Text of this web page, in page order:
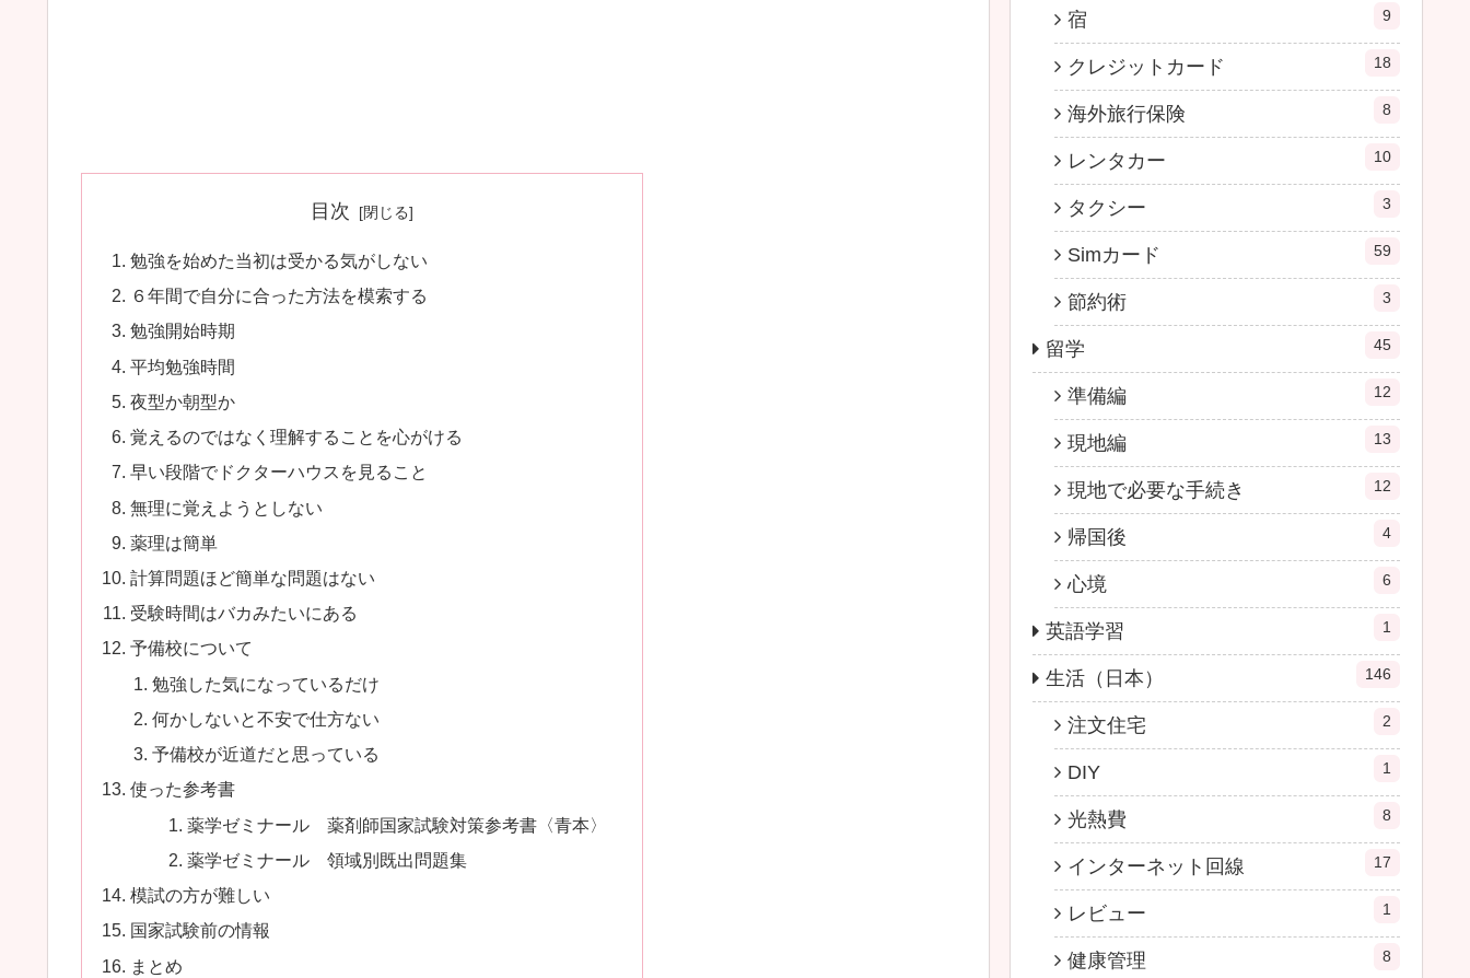
目次
勉強を始めた当初は受かる気がしない
６年間で自分に合った方法を模索する
勉強開始時期
平均勉強時間
夜型か朝型か
覚えるのではなく理解することを心がける
早い段階でドクターハウスを見ること
無理に覚えようとしない
薬理は簡単
計算問題ほど簡単な問題はない
受験時間はバカみたいにある
予備校について
勉強した気になっているだけ
何かしないと不安で仕方ない
予備校が近道だと思っている
使った参考書
薬学ゼミナール 薬剤師国家試験対策参考書〈青本〉
薬学ゼミナール 領域別既出問題集
模試の方が難しい
国家試験前の情報
まとめ
宿 9
クレジットカード 18
海外旅行保険 8
レンタカー 10
タクシー 3
Simカード 59
節約術 3
留学 45
準備編 12
現地編 13
現地で必要な手続き 12
帰国後 4
心境 6
英語学習 1
生活（日本） 146
注文住宅 2
DIY 1
光熱費 8
インターネット回線 17
レビュー 1
健康管理 8